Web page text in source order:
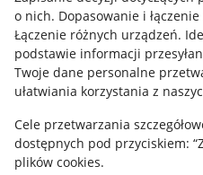
o nich. Dopasowanie i
Łączenie różnych urządzeń.
podstawie informacji
Twoje dane personalne
ułatwiania korzystania z
Cele przetwarzania
dostępnych pod przyciskiem:
plików cookies.
Regulamin
Polityka plików "cookies"
Ustawienia plików "cookies"
Udostępnianie lokalizacji
Informacje dla Aktu o